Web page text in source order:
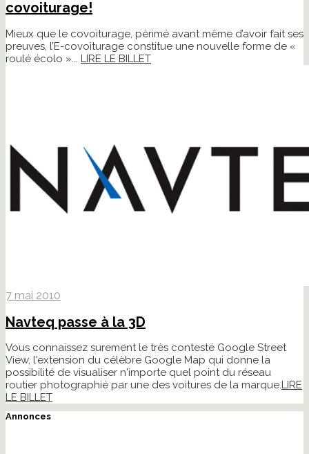
covoiturage!
Mieux que le covoiturage, périmé avant même d’avoir fait ses
preuves, l’E-covoiturage constitue une nouvelle forme de «
roulé écolo »... LIRE LE BILLET
7 mai 2010
Navteq passe à la 3D
Vous connaissez surement le très contesté Google Street
View, l'extension du célèbre Google Map qui donne la
possibilité de visualiser n'importe quel point du réseau
routier photographié par une des voitures de la marque.LIRE
LE BILLET
Annonces